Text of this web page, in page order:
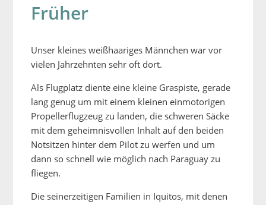
Früher
Unser kleines weißhaariges Männchen war vor
vielen Jahrzehnten sehr oft dort.
Als Flugplatz diente eine kleine Graspiste, gerade
lang genug um mit einem kleinen einmotorigen
Propellerflugzeug zu landen, die schweren Säcke
mit dem geheimnisvollen Inhalt auf den beiden
Notsitzen hinter dem Pilot zu werfen und um
dann so schnell wie möglich nach Paraguay zu
fliegen.
Die seinerzeitigen Familien in Iquitos, mit denen